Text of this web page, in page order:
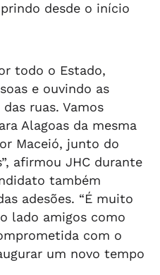
desde o início
todo o Estado,
e ouvindo as
ruas. Vamos
Alagoas da mesma
Maceió, junto do
afirmou JHC durante
também
adesões. “É muito
lado amigos como
com o
um novo tempo